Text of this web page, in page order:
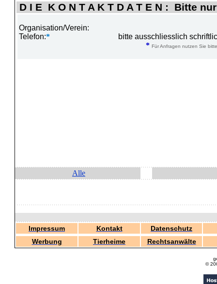
D I E K O N T A K T D A T E N : Bitte
Organisation/Verein:
Telefon:*
bitte ausschliesslich
* Für Anfragen nutzen Sie
Alle
Impressum Kontakt
Datenschutz
Werbung
Tierheime Rechtsanwälte
©